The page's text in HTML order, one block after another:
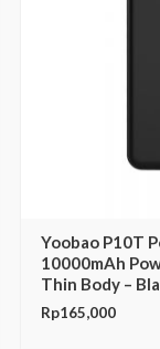
Yoobao P10T
10000mAh
Thin Body –
Rp165,000